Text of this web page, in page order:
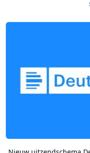
Nieuw uitzendschema